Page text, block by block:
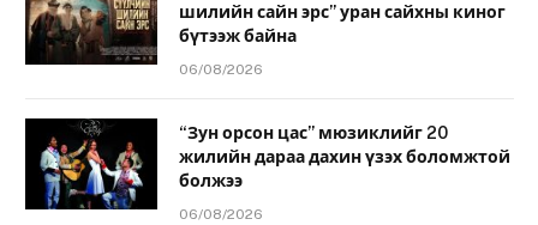
шилийн сайн эрс” уран сайхны киног
бүтээж байна
06/08/2026
“Зун орсон цас” мюзиклийг 20
жилийн дараа дахин үзэх боломжтой
болжээ
06/08/2026